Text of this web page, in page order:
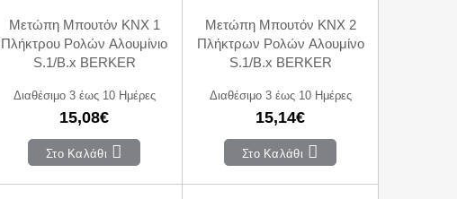
Μετώπη Μπουτόν KNX 1
Πλήκτρου Ρολών Αλουμίνιο
S.1/B.x BERKER
Διαθέσιμο 3 έως 10 Ημέρες
15,08€
Στο Καλάθι
Μετώπη Μπουτόν KNX 2
Πλήκτρων Ρολών Αλουμίνο
S.1/B.x BERKER
Διαθέσιμο 3 έως 10 Ημέρες
15,14€
Στο Καλάθι